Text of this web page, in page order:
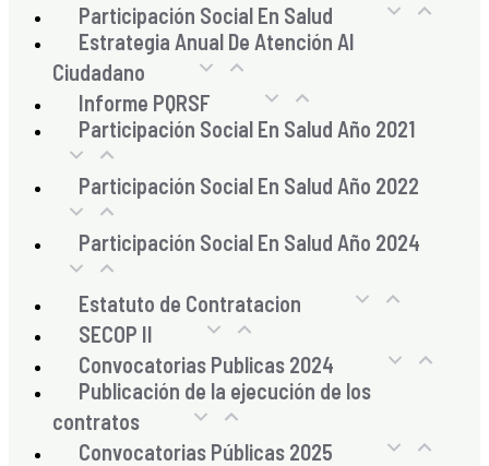
Participación Social En Salud
Estrategia Anual De Atención Al
Ciudadano
Informe PQRSF
Participación Social En Salud Año 2021
Participación Social En Salud Año 2022
Participación Social En Salud Año 2024
Estatuto de Contratacion
SECOP II
Convocatorias Publicas 2024
Publicación de la ejecución de los
contratos
Convocatorias Públicas 2025